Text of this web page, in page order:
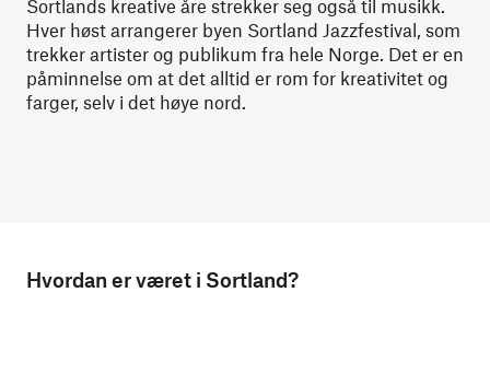
Sortlands kreative åre strekker seg også til musikk.
Hver høst arrangerer byen Sortland Jazzfestival, som
trekker artister og publikum fra hele Norge. Det er en
påminnelse om at det alltid er rom for kreativitet og
farger, selv i det høye nord.
Hvordan er været i Sortland?